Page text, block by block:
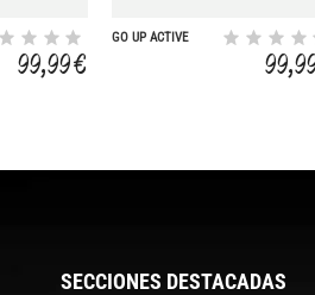
99,99 €
GO UP ACTIVE
SECCIONES DESTACADAS